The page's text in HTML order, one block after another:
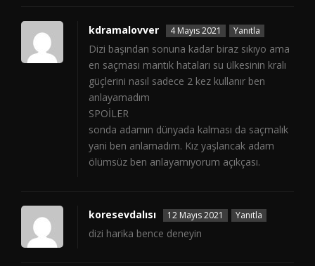
kdramalovver 4 Mayıs 2021 Yanıtla
Dizi başından sonuna kadar biraz sıkıyo ama
en saçması mantık hataları su ülkesinin kralı
güçlerini nasıl sadece 2 kez kullanır ben
anlayamadım
SPOİLER
sonda adamın dünyada kalması da saçmalık
yani ben anlamadım. Kız yaşlancak adam
ölümsüz ben anlayamıyorum açıkçası.
koresevdalısı 12 Mayıs 2021 Yanıtla
dizi harika bence deneyin